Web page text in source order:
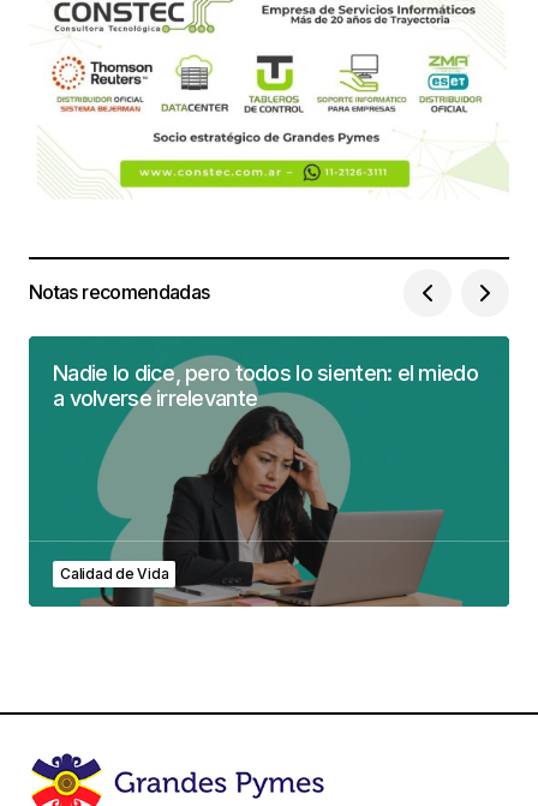
Notas recomendadas
Nadie lo dice, pero todos lo sienten: el miedo
a volverse irrelevante
Calidad de Vida